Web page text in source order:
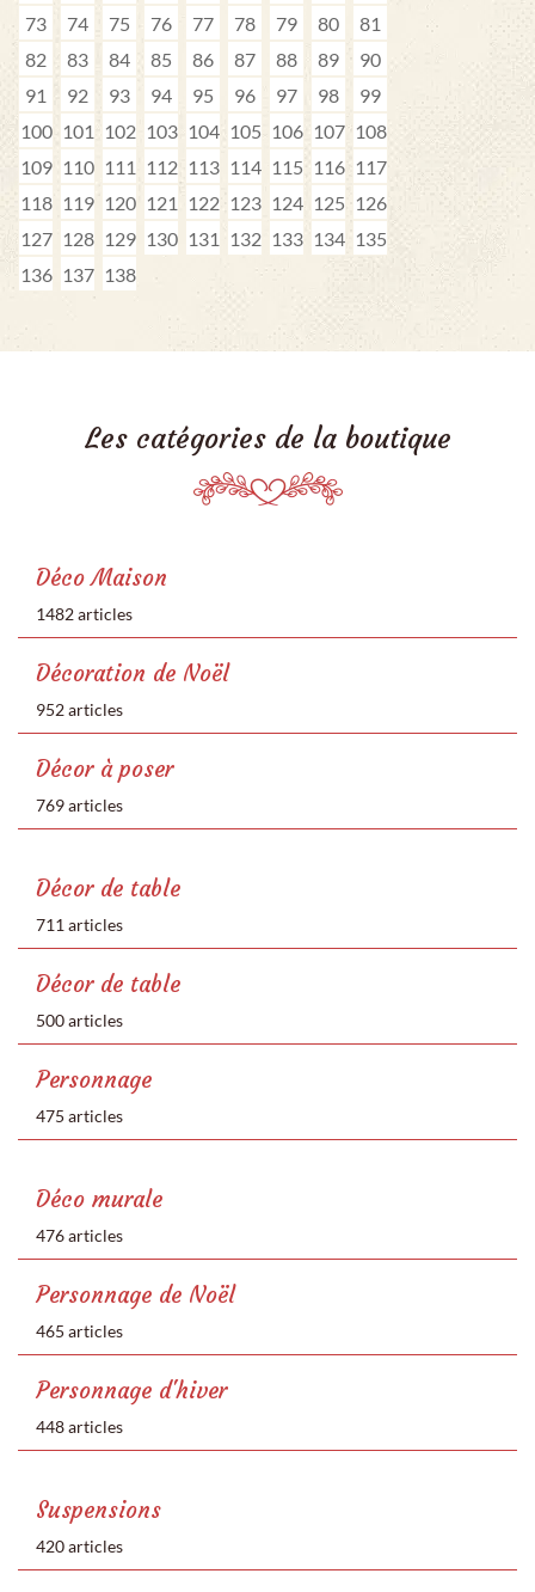
73
74 75 76 77 78 79 80
81
82
83 84 85 86 87 88 89
90
91
92 93 94 95 96 97 98
99
100 101 102 103 104 105 106 107 108
109 110 111 112 113 114 115 116 117
118 119 120 121 122 123 124 125 126
127 128 129 130 131 132 133 134 135
136 137 138
Les catégories de la boutique
Déco Maison
1482 articles
Décoration de Noël
952 articles
Décor à poser
769 articles
Décor de table
711 articles
Décor de table
500 articles
Personnage
475 articles
Déco murale
476 articles
Personnage de Noël
465 articles
Personnage d'hiver
448 articles
Suspensions
420 articles